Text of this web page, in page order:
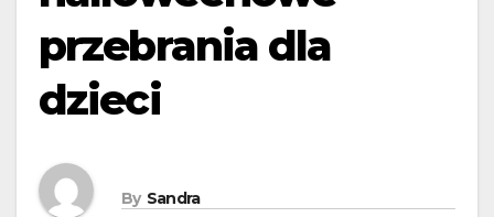
przebrania dla
dzieci
By Sandra